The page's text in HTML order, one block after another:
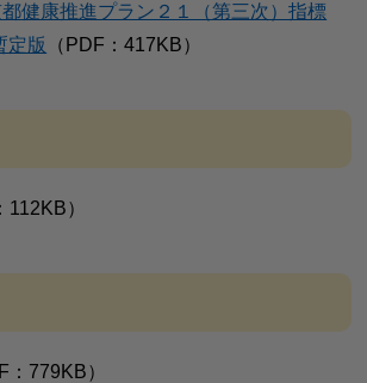
健康推進プラン２１（第三次）指標
定版
（PDF：417KB）
112KB）
：779KB）